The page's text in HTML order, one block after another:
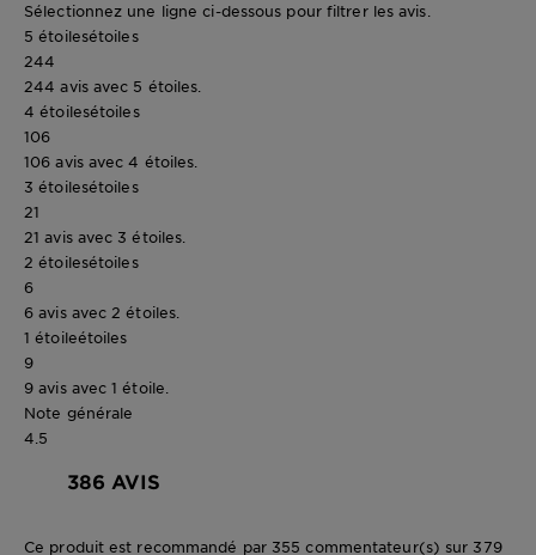
Sélectionnez une ligne ci-dessous pour filtrer les avis.
5 étoilesétoiles
244
244 avis avec 5 étoiles.
4 étoilesétoiles
106
106 avis avec 4 étoiles.
3 étoilesétoiles
21
21 avis avec 3 étoiles.
2 étoilesétoiles
6
6 avis avec 2 étoiles.
1 étoileétoiles
9
9 avis avec 1 étoile.
Note générale
4.5
386 AVIS
Ce produit est recommandé par 355 commentateur(s) sur 379